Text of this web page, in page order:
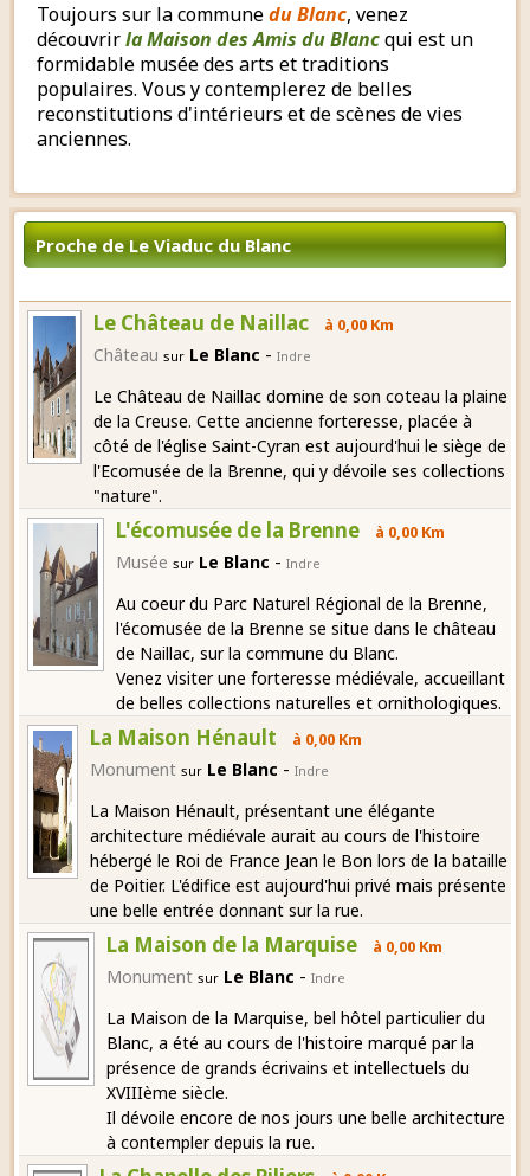
Toujours sur la communedu Blanc, venez
découvrirla Maison des Amis du Blancqui est un
formidable musée des arts et traditions
populaires. Vous y contemplerez de belles
reconstitutions d'intérieurs et de scènes de vies
anciennes.
Proche de Le Viaduc du Blanc
Le Château de Naillac à 0,00 Km
Château sur Le Blanc - Indre
Le Château de Naillac domine de son coteau la plaine
de la Creuse. Cette ancienne forteresse, placée à
côté de l'église Saint-Cyran est aujourd'hui le siège de
l'Ecomusée de la Brenne, qui y dévoile ses collections
"nature".
L'écomusée de la Brenne à 0,00 Km
Musée sur Le Blanc -Indre
Au coeur du Parc Naturel Régional de la Brenne,
l'écomusée de la Brenne se situe dans le château
de Naillac, sur la commune du Blanc.
Venez visiter une forteresse médiévale, accueillant
de belles collections naturelles et ornithologiques.
La Maison Hénault à 0,00 Km
Monument sur Le Blanc -Indre
La Maison Hénault, présentant une élégante
architecture médiévale aurait au cours de l'histoire
hébergé le Roi de France Jean le Bon lors de la bataille
de Poitier. L'édifice est aujourd'hui privé mais présente
une belle entrée donnant sur la rue.
La Maison de la Marquise à 0,00 Km
Monument sur Le Blanc -Indre
La Maison de la Marquise, bel hôtel particulier du
Blanc, a été au cours de l'histoire marqué par la
présence de grands écrivains et intellectuels du
XVIIIème siècle.
Il dévoile encore de nos jours une belle architecture
à contempler depuis la rue.